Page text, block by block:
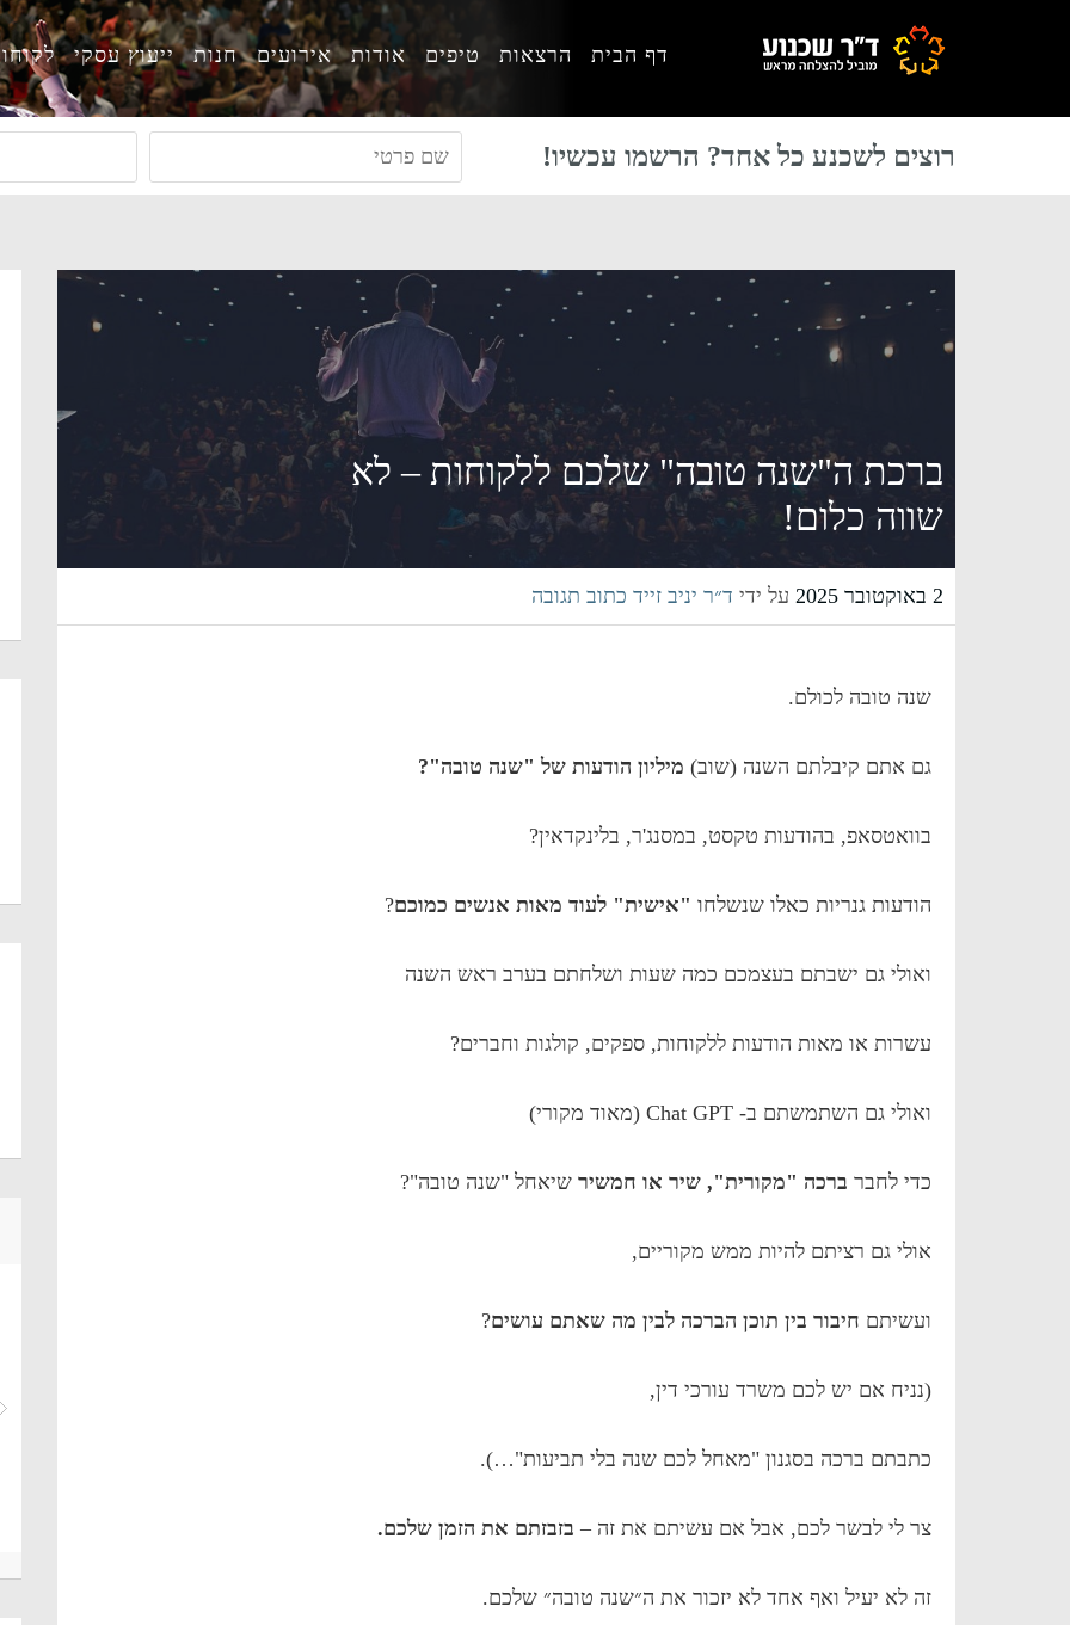
דף הבית הרצאות טיפים אודות אירועים חנות ייעוץ עסקי
רוצים לשכנע כל אחד? הרשמו עכשיו!
ברכת ה"שנה טובה" שלכם ללקוחות – לא
שווה כלום!
2 באוקטובר 2025 על ידי ד״ר יניב זייד כתוב תגובה
שנה טובה לכולם.
גם אתם קיבלתם השנה (שוב) מיליון הודעות של "שנה טובה"?
בוואטסאפ, בהודעות טקסט, במסנג'ר, בלינקדאין?
הודעות גנריות כאלו שנשלחו "אישית" לעוד מאות אנשים כמוכם?
ואולי גם ישבתם בעצמכם כמה שעות ושלחתם בערב ראש השנה
עשרות או מאות הודעות ללקוחות, ספקים, קולגות וחברים?
ואולי גם השתמשתם ב- Chat GPT (מאוד מקורי)
כדי לחבר ברכה "מקורית", שיר או חמשיר שיאחל "שנה טובה"?
אולי גם רציתם להיות ממש מקוריים,
ועשיתם חיבור בין תוכן הברכה לבין מה שאתם עושים?
(נניח אם יש לכם משרד עורכי דין,
כתבתם ברכה בסגנון "מאחל לכם שנה בלי תביעות"…).
צר לי לבשר לכם, אבל אם עשיתם את זה – בזבזתם את הזמן שלכם.
זה לא יעיל ואף אחד לא יזכור את ה״שנה טובה״ שלכם.